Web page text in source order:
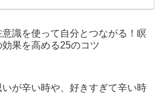
意識を使って自分とつながる！瞑
効果を高める25のコツ
いが辛い時や、好きすぎて辛い時